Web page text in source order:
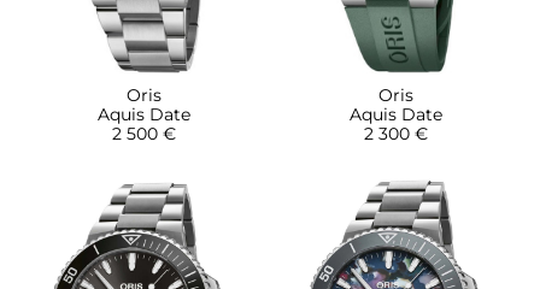
Oris
Aquis Date
2 500 €
Oris
Aquis Date
2 300 €